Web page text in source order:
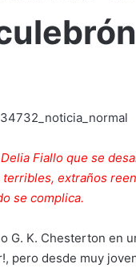
Fiallo que se
extraños
se complica.
G. K. Chesterton en
pero desde muy